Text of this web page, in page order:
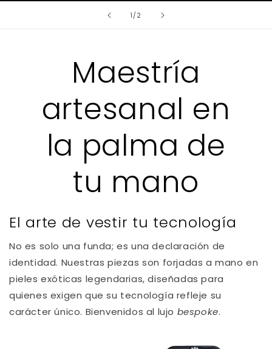
1 /of2
Maestría
artesanal en
la palma de
tu mano
El arte de vestir tu tecnología
No es solo una funda; es una declaración de
identidad. Nuestras piezas son forjadas a mano en
pieles exóticas legendarias, diseñadas para
quienes exigen que su tecnología refleje su
carácter único. Bienvenidos al lujo bespoke.